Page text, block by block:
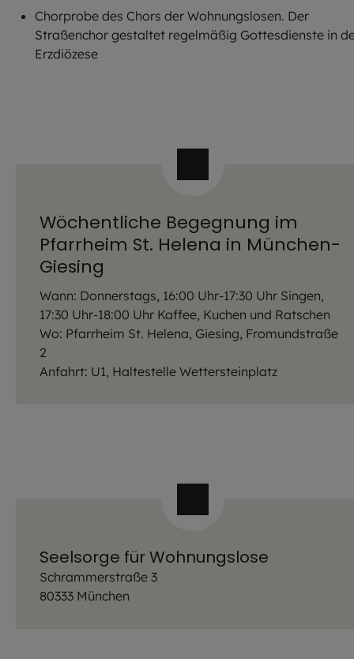
Chorprobe des Chors der Wohnungslosen. Der
Straßenchor gestaltet regelmäßig Gottesdienste in
Erzdiözese
Wöchentliche Begegnung im
Pfarrheim St. Helena in München-
Giesing
Wann: Donnerstags, 16:00 Uhr-17:30 Uhr Singen,
17:30 Uhr-18:00 Uhr Kaffee, Kuchen und Ratschen
Wo: Pfarrheim St. Helena, Giesing, Fromundstraße
2
Anfahrt: U1, Haltestelle Wettersteinplatz
Seelsorge für Wohnungslose
Schrammerstraße 3
80333 München